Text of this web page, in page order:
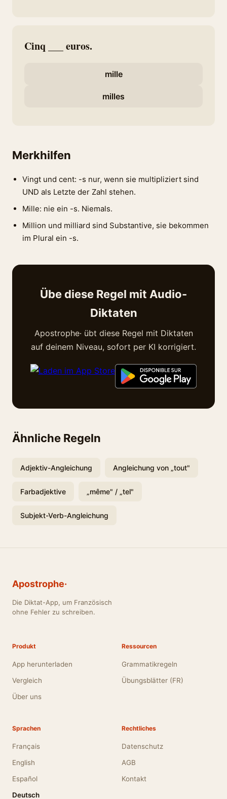
Cinq ___ euros.
mille
milles
Merkhilfen
Vingt und cent: -s nur, wenn sie multipliziert sind
UND als Letzte der Zahl stehen.
Mille: nie ein -s. Niemals.
Million und milliard sind Substantive, sie bekommen
im Plural ein -s.
Übe diese Regel mit Audio-
Diktaten
Apostrophe· übt diese Regel mit Diktaten
auf deinem Niveau, sofort per KI korrigiert.
Ähnliche Regeln
Adjektiv-Angleichung Angleichung von „tout"
Farbadjektive „même" / „tel"
Subjekt-Verb-Angleichung
Apostrophe·
Die Diktat-App, um Französisch
ohne Fehler zu schreiben.
Produkt
App herunterladen
Vergleich
Über uns
Ressourcen
Grammatikregeln
Übungsblätter (FR)
Sprachen
Français
English
Español
Deutsch
Rechtliches
Datenschutz
AGB
Kontakt